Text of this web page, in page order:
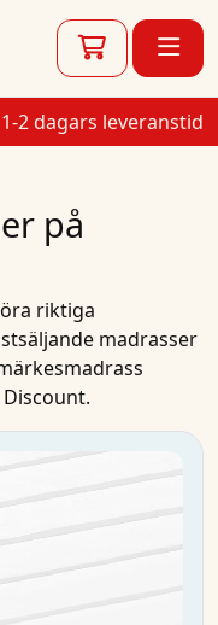
1-2 dagars leveranstid
på
riktiga
madrasser